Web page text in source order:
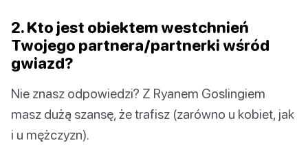
2. Kto jest obiektem westchnień
Twojego partnera/partnerki wśród
gwiazd?
Nie znasz odpowiedzi? Z Ryanem Goslingiem
masz dużą szansę, że trafisz (zarówno u kobiet, jak
i u mężczyzn).